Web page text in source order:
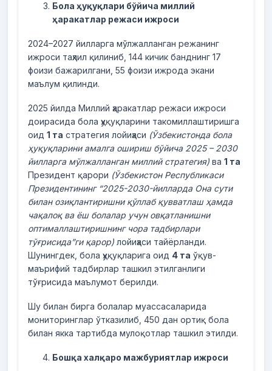
Бола ҳуқуқлари бўйича миллий
ҳаракатлар режаси ижроси
2024–2027 йилларга мўлжалланган режанинг
ижроси таҳлил қилиниб, 144 кичик банднинг 17
фоизи бажарилгани, 55 фоизи ижрода экани
маълум қилинди.
2025 йилда Миллий ҳаракатлар режаси ижроси
доирасида бола ҳуқуқларини такомиллаштиришга
оид 1 та стратегия лойиҳаси (Ўзбекистонда бола
ҳуқуқларини амалга ошириш бўйича 2025 – 2030
йилларга мўлжалланган миллий стратегия) ва 1 та
Президент қарори (Ўзбекистон Республикаси
Президентининг “2025-2030-йилларда Она сути
билан озиқлантиришни қўллаб қувватлаш ҳамда
чақалоқ ва ёш болалар учун овқатланишни
оптималлаштиришнинг чора тадбирлари
тўғрисида”ги қарор) лойиҳаси тайёрланди.
Шунингдек, бола ҳуқуқларига оид 4 та ўқув-
маърифий тадбирлар ташкил этилганлиги
тўғрисида маълумот берилди.
Шу билан бирга болалар муассасаларида
мониторинглар ўтказилиб, 450 дан ортиқ бола
билан якка тартибда мулоқотлар ташкил этилди.
Бошқа халқаро мажбуриятлар ижроси